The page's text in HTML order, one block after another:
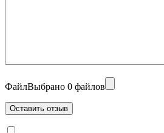
ФайлВыбрано 0 файлов